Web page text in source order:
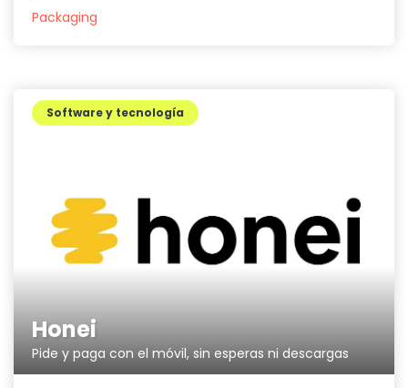
Packaging
Honei
Pide y paga con el móvil, sin esperas ni descargas
Software y tecnología